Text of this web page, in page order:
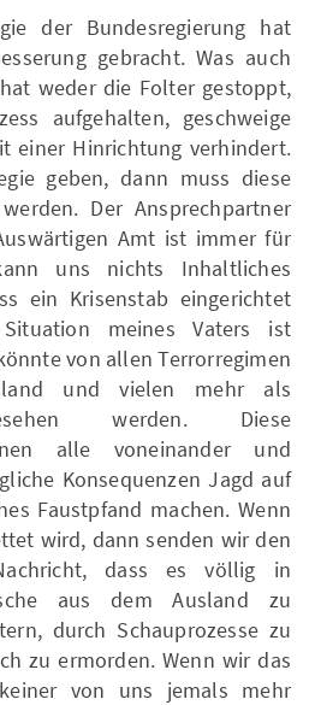
der Bundesregierung hat
gebracht. Was auch
weder die Folter gestoppt,
aufgehalten, geschweige
einer Hinrichtung verhindert.
geben, dann muss diese
Der Ansprechpartner
Amt ist immer für
uns nichts Inhaltliches
ein Krisenstab eingerichtet
meines Vaters ist
von allen Terrorregimen
und vielen mehr als
werden. Diese
alle voneinander und
Konsequenzen Jagd auf
Faustpfand machen. Wenn
wird, dann senden wir den
dass es völlig in
aus dem Ausland zu
durch Schauprozesse zu
zu ermorden. Wenn wir das
von uns jemals mehr